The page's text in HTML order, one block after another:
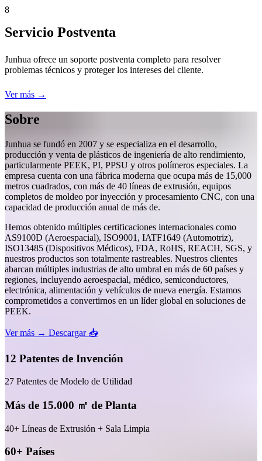
8
Servicio Postventa
Junhua ofrece un soporte postventa completo para resolver
problemas técnicos y proteger los intereses del cliente.
Ver más →
Sobre
Junhua se fundó en 2007 y se especializa en el desarrollo,
producción y venta de plásticos de ingeniería de alto rendimiento,
particularmente PEEK, PI, PPSU y otros polímeros especiales. La
empresa cuenta con una fábrica moderna que ocupa más de 15,000
metros cuadrados, con más de 40 líneas de extrusión, equipos
completos de moldeo por inyección y procesamiento CNC, con una
capacidad de producción anual de más de.
Hemos obtenido múltiples certificaciones internacionales como
AS9100D (Aeroespacial), ISO9001, IATF1649 (Automotriz),
ISO13485 (Dispositivos Médicos), FDA, RoHS, REACH, SGS, y
nuestros productos son totalmente rastreables. Nuestros clientes
abarcan múltiples industrias de alto umbral en más de 60 países y
regiones, incluyendo aeroespacial, médico, semiconductores,
electrónica, alimentación y vehículos de nueva energía. Estamos
comprometidos a convertirnos en un líder global en soluciones de
PEEK.
Ver más → Descargar 📥
12 Patentes de Invención
27 Patentes de Modelo de Utilidad
Más de 15.000 ㎡ de Planta
40+ Líneas de Extrusión + Sala Limpia
60+ Países